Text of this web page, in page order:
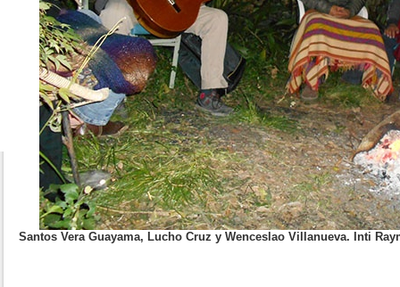
Santos Vera Guayama, Lucho Cruz y Wenceslao Villanueva. Inti